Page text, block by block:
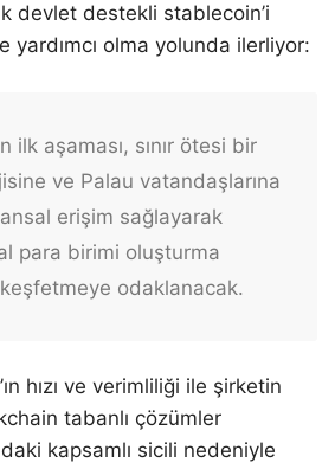
devlet destekli stablecoin’i
yardımcı olma yolunda ilerliyor:
ilk aşaması, sınır ötesi bir
ve Palau vatandaşlarına
erişim sağlayarak
para birimi oluşturma
odaklanacak.
hızı ve verimliliği ile şirketin
tabanlı çözümler
kapsamlı sicili nedeniyle